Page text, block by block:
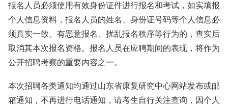
报名人员必须使用有效身份证件进行报名和考试，如实填报
个人信息资料，报名人员的姓名、身份证号码等个人信息必
须真实一致。有恶意报名、扰乱报名秩序等行为的，查实后
取消其本次报名资格。报名人员在应聘期间的表现，将作为
公开招聘考察的重要内容之一。
本次招聘各类通知均通过山东省康复研究中心网站发布或邮
箱通知，不再进行电话通知，请考生自行关注查询，因个人